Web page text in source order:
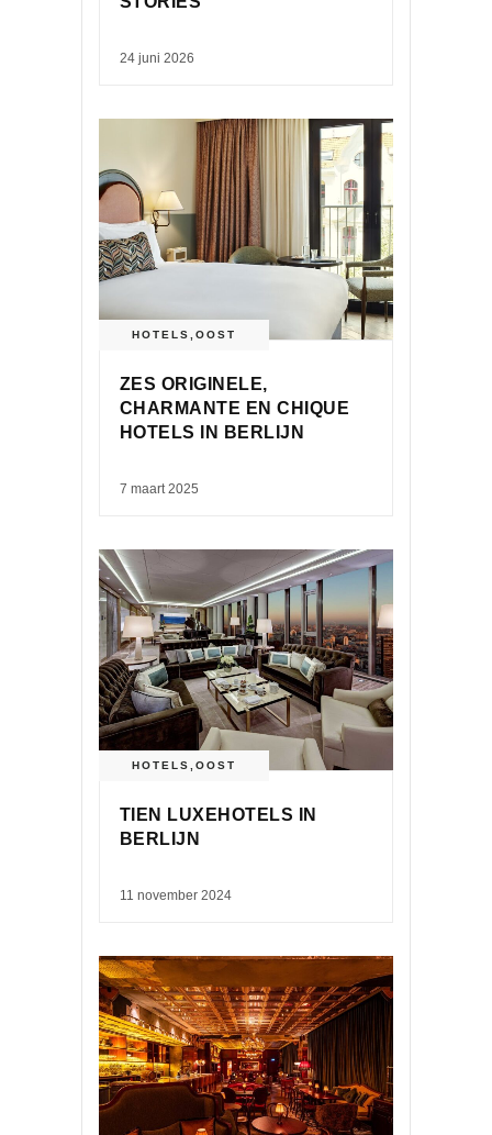
24 juni 2026
HOTELS OOST
ZES ORIGINELE,
CHARMANTE EN CHIQUE
HOTELS IN BERLIJN
7 maart 2025
HOTELS OOST
TIEN LUXEHOTELS IN
BERLIJN
11 november 2024